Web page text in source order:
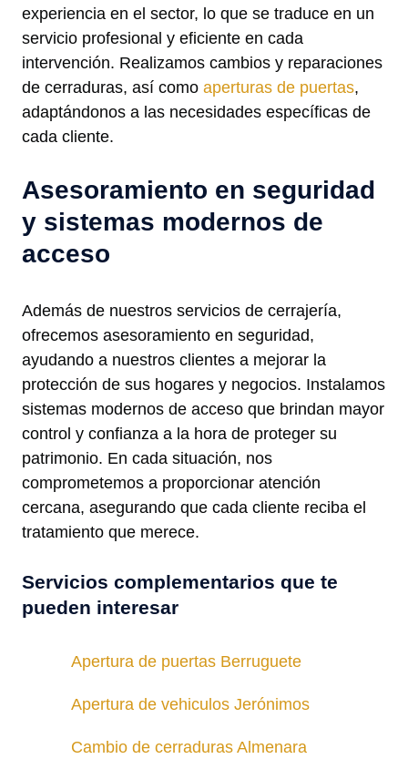
experiencia en el sector, lo que se traduce en un
servicio profesional y eficiente en cada
intervención. Realizamos cambios y reparaciones
de cerraduras, así como aperturas de puertas,
adaptándonos a las necesidades específicas de
cada cliente.
Asesoramiento en seguridad
y sistemas modernos de
acceso
Además de nuestros servicios de cerrajería,
ofrecemos asesoramiento en seguridad,
ayudando a nuestros clientes a mejorar la
protección de sus hogares y negocios. Instalamos
sistemas modernos de acceso que brindan mayor
control y confianza a la hora de proteger su
patrimonio. En cada situación, nos
comprometemos a proporcionar atención
cercana, asegurando que cada cliente reciba el
tratamiento que merece.
Servicios complementarios que te
pueden interesar
Apertura de puertas Berruguete
Apertura de vehiculos Jerónimos
Cambio de cerraduras Almenara